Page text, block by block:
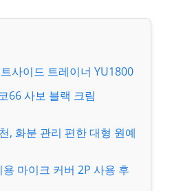
사이드 트레이너 YU1800
66 사보 블랙 크림
, 화분 관리 편한 대형 원예
마이크 커버 2P 사용 후